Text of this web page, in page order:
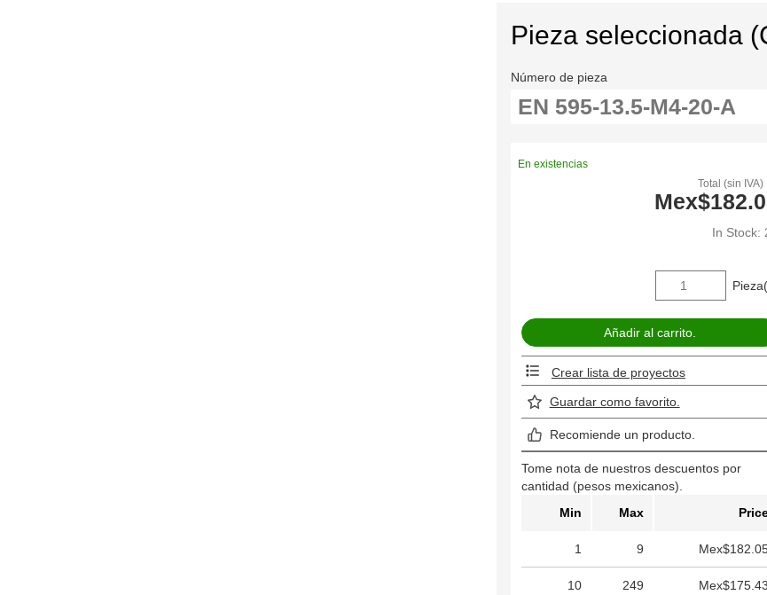
Pieza seleccionada
Número de pieza
Total (sin IVA)
In Stock:
En existencias
Crear lista de proyectos
Guardar como favorito.
Recomiende un producto.
Tome nota de nuestros descuentos por
cantidad (pesos mexicanos).
Min
Max
1 9
10 249 Mex$175.43